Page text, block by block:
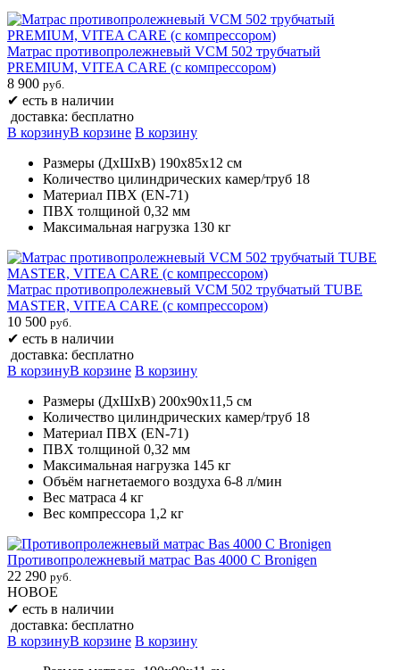
Матрас противопролежневый VCM 502 трубчатый
PREMIUM, VITEA CARE (с компрессором)
8 900 руб.
✔ есть в наличии
доставка: бесплатно
В корзинуВ корзине В корзину
Размеры (ДхШхВ) 190х85х12 см
Количество цилиндрических камер/труб 18
Материал ПВХ (EN-71)
ПВХ толщиной 0,32 мм
Максимальная нагрузка 130 кг
Матрас противопролежневый VCM 502 трубчатый TUBE
MASTER, VITEA CARE (с компрессором)
10 500 руб.
✔ есть в наличии
доставка: бесплатно
В корзинуВ корзине В корзину
Размеры (ДхШхВ) 200х90х11,5 см
Количество цилиндрических камер/труб 18
Материал ПВХ (EN-71)
ПВХ толщиной 0,32 мм
Максимальная нагрузка 145 кг
Объём нагнетаемого воздуха 6-8 л/мин
Вес матраса 4 кг
Вес компрессора 1,2 кг
Противопролежневый матрас Bas 4000 C Bronigen
22 290 руб.
НОВОЕ
✔ есть в наличии
доставка: бесплатно
В корзинуВ корзине В корзину